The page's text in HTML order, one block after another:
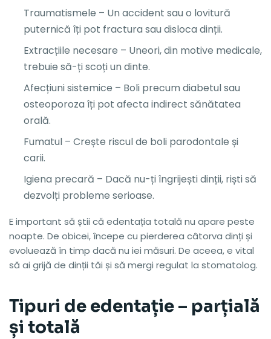
Traumatismele – Un accident sau o lovitură
puternică îți pot fractura sau disloca dinții.
Extracțiile necesare – Uneori, din motive medicale,
trebuie să-ți scoți un dinte.
Afecțiuni sistemice – Boli precum diabetul sau
osteoporoza îți pot afecta indirect sănătatea
orală.
Fumatul – Crește riscul de boli parodontale și
carii.
Igiena precară – Dacă nu-ți îngrijești dinții, riști să
dezvolți probleme serioase.
E important să știi că edentația totală nu apare peste
noapte. De obicei, începe cu pierderea câtorva dinți și
evoluează în timp dacă nu iei măsuri. De aceea, e vital
să ai grijă de dinții tăi și să mergi regulat la stomatolog.
Tipuri de edentație – parțială
și totală